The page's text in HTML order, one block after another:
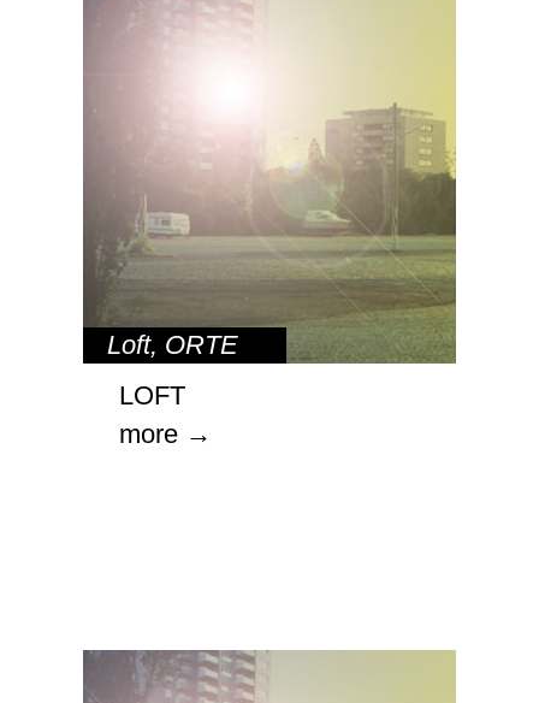
Loft, ORTE
LOFT
more →